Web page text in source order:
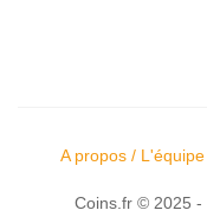
A propos / L'équipe
Coins.fr © 2025 -